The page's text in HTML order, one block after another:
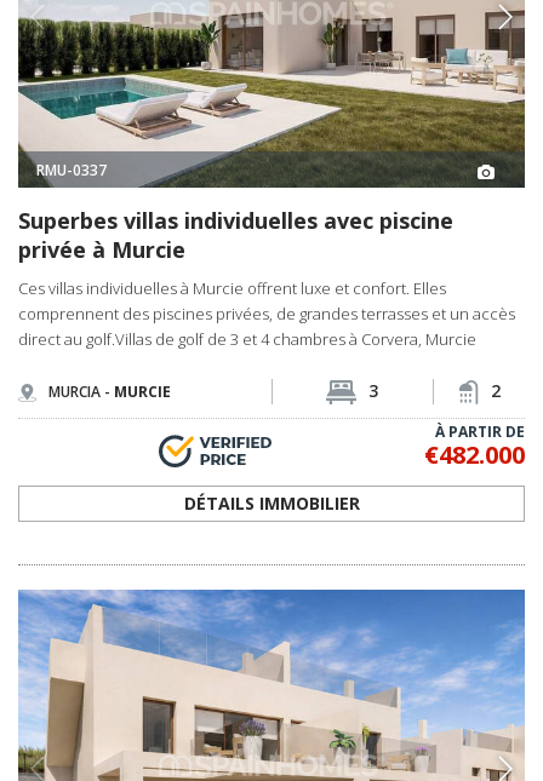
RMU-0337
Superbes villas individuelles avec piscine
privée à Murcie
Ces villas individuelles à Murcie offrent luxe et confort. Elles
comprennent des piscines privées, de grandes terrasses et un accès
direct au golf.Villas de golf de 3 et 4 chambres à Corvera, Murcie
MURCIA - MURCIE 3 2
À PARTIR DE
€482.000
DÉTAILS IMMOBILIER